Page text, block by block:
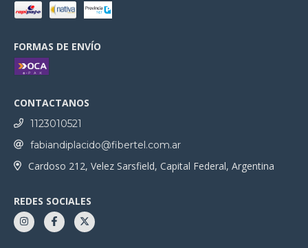
FORMAS DE ENVÍO
CONTACTANOS
1123010521
fabiandiplacido@fibertel.com.ar
Cardoso 212, Velez Sarsfield, Capital Federal, Argentina
REDES SOCIALES